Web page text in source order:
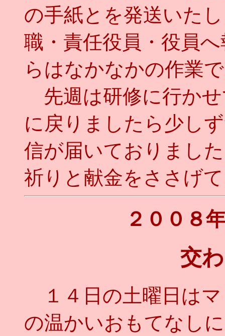
の手紙とを発送いた
職・責任役員・役員
らはなかなかの作業
先週は研修に行か
に戻りましたら少し
信が届いておりまし
祈りと献金をささげ
２００
交
１４日の土曜日はマ
の温かいおもてなし